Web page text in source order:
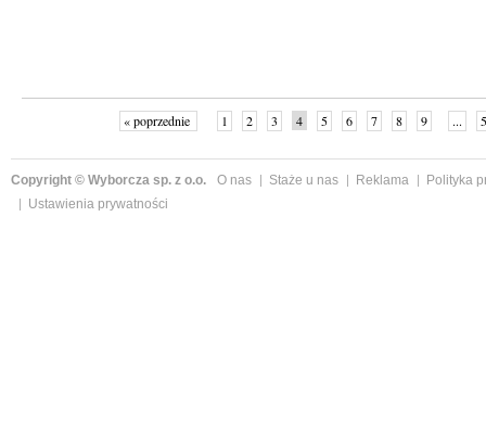
« poprzednie 1 2 3 4 5 6 7 8 9 ...
Copyright © Wyborcza sp. z o.o. O nas Staże u nas Reklama
Polityka
Ustawienia prywatności